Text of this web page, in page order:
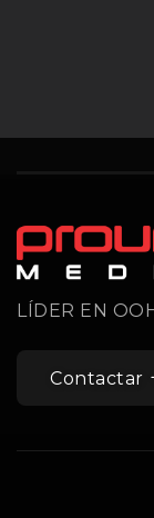
LÍDER EN
Contactar